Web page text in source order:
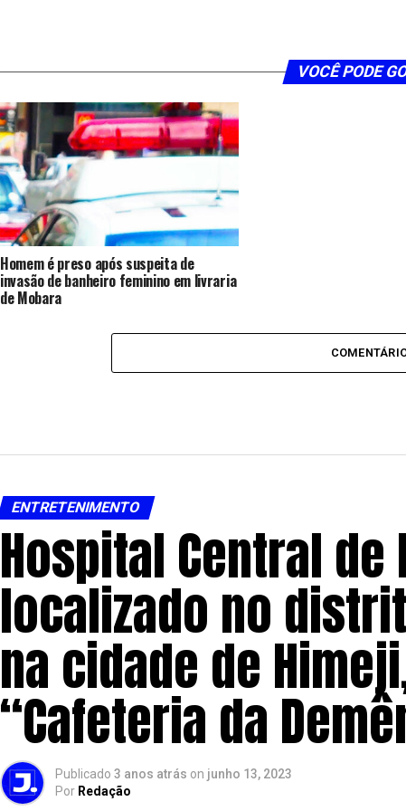
VOCÊ PODE
Homem é preso após suspeita de
invasão de banheiro feminino em livraria
de Mobara
ENTRETENIMENTO
Hospital Central de
localizado no
na cidade de
“Cafeteria da
Publicado 3 anos atrás on junho 13, 2023
Por Redação